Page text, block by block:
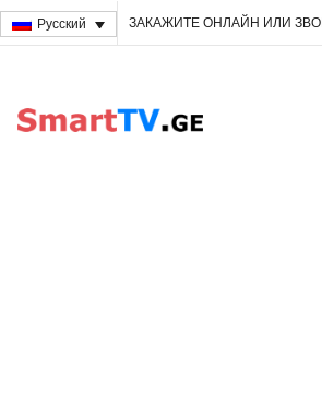
Русский ЗАКАЖИТЕ ОНЛАЙН ИЛИ